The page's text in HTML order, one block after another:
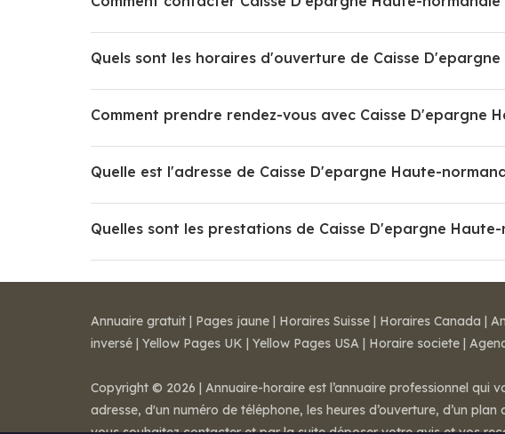
Quels sont les horaires d'ouverture de Caisse
Comment prendre rendez-vous avec Caisse D'epargne
Quelle est l'adresse de Caisse D'epargne Haute-
Quelles sont les prestations de Caisse D'epargne
Annuaire gratuit | Pages jaune | Horaires Suisse | Horaires Canada |
inversé | Yellow Pages UK | Yellow Pages USA | Horaire societe |
Copyright © 2026 | Annuaire-horaire est l’annuaire professionnel qui
adresse, d'un numéro de téléphone, les heures d’ouverture, d’un